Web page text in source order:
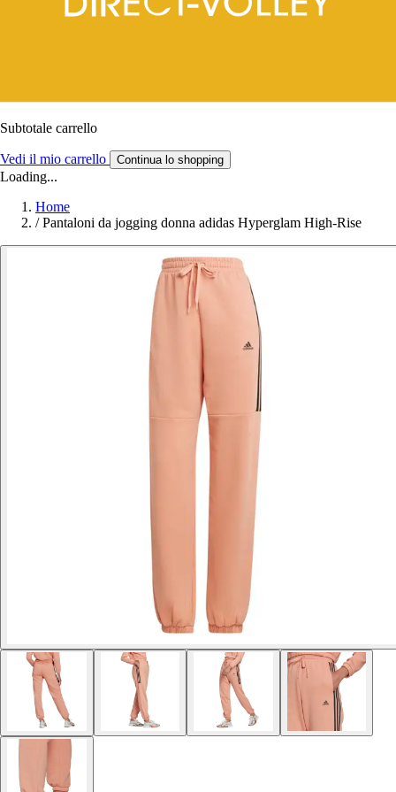
Subtotale carrello
Vedi il mio carrello Continua lo shopping
Loading...
Home
/ Pantaloni da jogging donna adidas Hyperglam High-Rise